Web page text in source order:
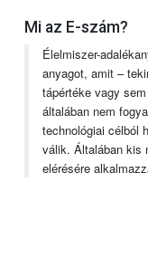
Mi az E-szám?
Élelmiszer-
anyagot, amit –
tápértéke vagy
általában nem
technológiai célból
válik. Általában kis
elérésére